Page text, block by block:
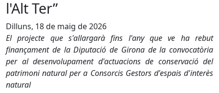
l'Alt Ter”
Dilluns, 18 de maig de 2026
El projecte que s'allargarà fins l'any que ve ha rebut
finançament de la Diputació de Girona de la convocatòria
per al desenvolupament d'actuacions de conservació del
patrimoni natural per a Consorcis Gestors d'espais d'interès
natural